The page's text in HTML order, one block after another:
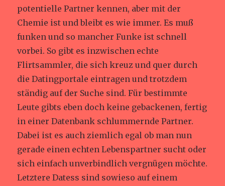
potentielle Partner kennen, aber mit der
Chemie ist und bleibt es wie immer. Es muß
funken und so mancher Funke ist schnell
vorbei. So gibt es inzwischen echte
Flirtsammler, die sich kreuz und quer durch
die Datingportale eintragen und trotzdem
ständig auf der Suche sind. Für bestimmte
Leute gibts eben doch keine gebackenen, fertig
in einer Datenbank schlummernde Partner.
Dabei ist es auch ziemlich egal ob man nun
gerade einen echten Lebenspartner sucht oder
sich einfach unverbindlich vergnügen möchte.
Letztere Datess sind sowieso auf einem